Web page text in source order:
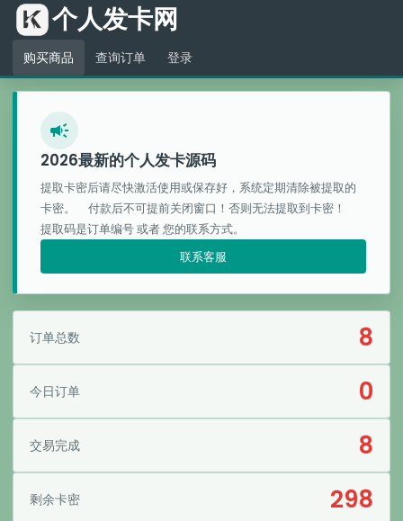
个人发卡网
购买商品 查询订单 登录
campaign
2026最新的个人发卡源码
提取卡密后请尽快激活使用或保存好，系统定期清除被提取的
卡密。
付款后不可提前关闭窗口！否则无法提取到卡密！
提取码是订单编号 或者 您的联系方式。
联系客服
订单总数 8
今日订单 0
交易完成 8
剩余卡密 298